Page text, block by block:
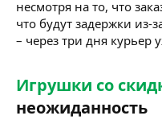
несмотря на то, что
что будут задержки из-
– через три дня курьер
Игрушки со
неожиданность​